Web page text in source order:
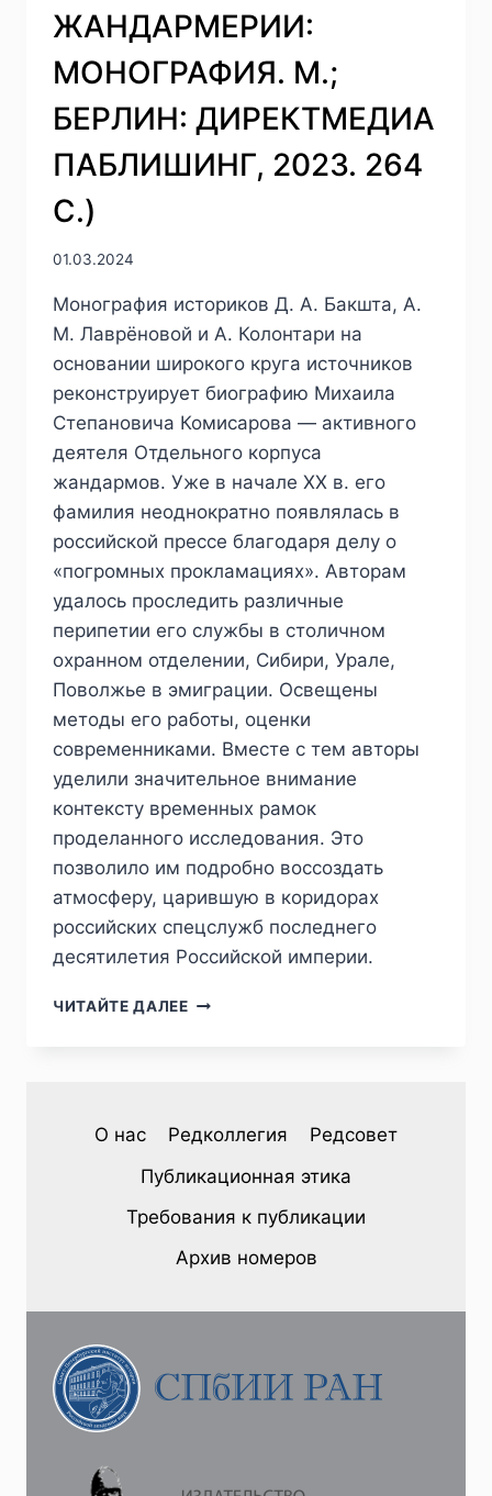
ЖАНДАРМЕРИИ:
МОНОГРАФИЯ. М.;
БЕРЛИН: ДИРЕКТМЕДИА
ПАБЛИШИНГ, 2023. 264
С.)
01.03.2024
Монография историков Д. А. Бакшта, А.
М. Лаврёновой и А. Колонтари на
основании широкого круга источников
реконструирует биографию Михаила
Степановича Комисарова — активного
деятеля Отдельного корпуса
жандармов. Уже в начале XX в. его
фамилия неоднократно появлялась в
российской прессе благодаря делу о
«погромных прокламациях». Авторам
удалось проследить различные
перипетии его службы в столичном
охранном отделении, Сибири, Урале,
Поволжье в эмиграции. Освещены
методы его работы, оценки
современниками. Вместе с тем авторы
уделили значительное внимание
контексту временных рамок
проделанного исследования. Это
позволило им подробно воссоздать
атмосферу, царившую в коридорах
российских спецслужб последнего
десятилетия Российской империи.
ЧИТАЙТЕ ДАЛЕЕПИЖ
М.
«…
СПОСОБНЫЙ
ЧТО
МЕШАВШЕГО
ЕМУ
ПРИЧИНАМ
О нас Редколлегия
Редсовет
Публикационная этика
Требования к публикации
Архив номеров